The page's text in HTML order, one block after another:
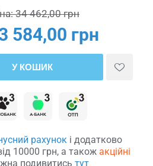
34 462,00 грн
584,00 грн
У КОШИК
рахунок і додатково
10000 грн, а також акційні
подивитись тут